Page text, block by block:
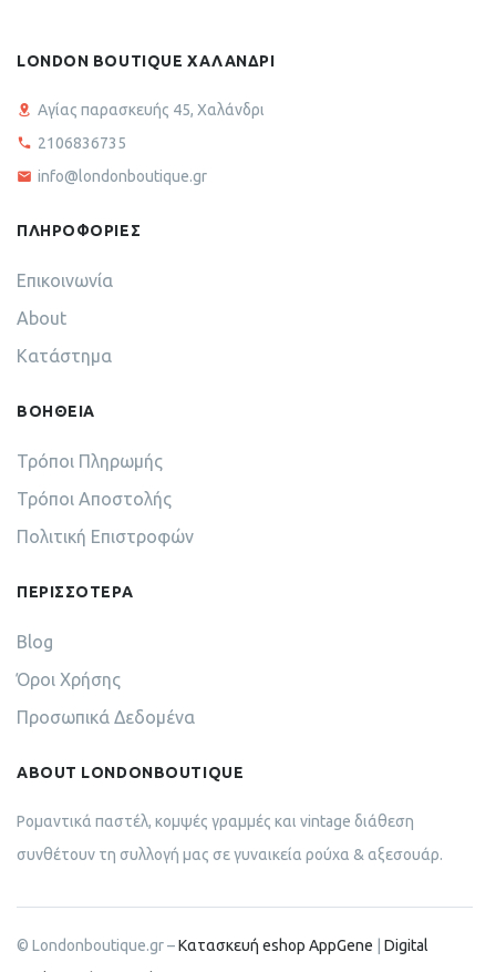
LONDON BOUTIQUE ΧΑΛΑΝΔΡΙ
Αγίας παρασκευής 45, Χαλάνδρι
2106836735
info@londonboutique.gr
ΠΛΗΡΟΦΟΡΙΕΣ
Επικοινωνία
About
Κατάστημα
ΒΟΗΘΕΙΑ
Τρόποι Πληρωμής
Τρόποι Αποστολής
Πολιτική Επιστροφών
ΠΕΡΙΣΣΟΤΕΡΑ
Blog
Όροι Χρήσης
Προσωπικά Δεδομένα
ABOUT LONDONBOUTIQUE
Ρομαντικά παστέλ, κομψές γραμμές και vintage διάθεση
συνθέτουν τη συλλογή μας σε γυναικεία ρούχα & αξεσουάρ.
© Londonboutique.gr –Κατασκευή eshop AppGene
Digital